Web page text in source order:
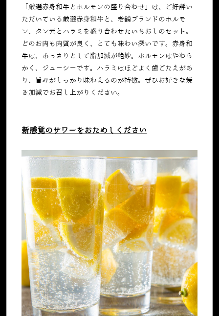
「厳選赤身和牛とホルモンの盛り合わせ」は、ご好評い
ただいている厳選赤身和牛と、老舗ブランドのホルモ
ン、タン元とハラミを盛り合わせたいちおしのセット。
どのお肉も肉質が良く、とても味わい深いです。赤身和
牛は、あっさりとして脂加減が絶妙。ホルモンはやわら
かく、ジューシーです。ハラミはほどよく歯ごたえがあ
り、旨みがしっかり味わえるのが特徴。ぜひお好きな焼
き加減でお召し上がりください。
新感覚のサワーをおためしください